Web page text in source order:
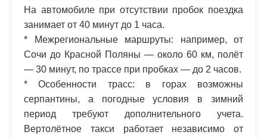
На автомобиле при отсутствии пробок поездка
занимает от 40 минут до 1 часа.
* Межрегиональные маршруты: например, от
Сочи до Красной Поляны — около 60 км, полёт
— 30 минут, по трассе при пробках — до 2 часов.
* Особенности трасс: в горах возможны
серпантины, а погодные условия в зимний
период требуют дополнительного учета.
Вертолётное такси работает независимо от